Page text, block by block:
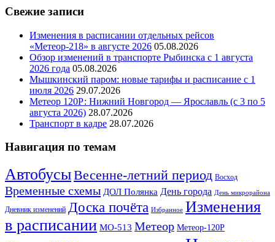
Свежие записи
Изменения в расписании отдельных рейсов
«Метеор-218» в августе 2026 05.08.2026
Обзор изменений в транспорте Рыбинска с 1 августа
2026 года 05.08.2026
Мышкинский паром: новые тарифы и расписание с 1
июля 2026 29.07.2026
Метеор 120Р: Нижний Новгород — Ярославль (с 3 по 5
августа 2026) 28.07.2026
Транспорт в кадре 28.07.2026
Навигация по темам
АвтобусыВесенне-летний период Восход
Временные схемы ДОЛ Полянка День города День микрорайона
Дневник изменений Доска почёта Избранное Изменения
в расписании МО-513 Метеор Метеор-120Р